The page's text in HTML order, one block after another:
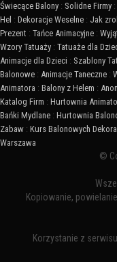
Świecące Balony : Solidne Firmy :
Hel : Dekoracje Weselne : Jak
Prezent : Tańce Animacyjne :
Wzory Tatuaży : Tatuaże dla
Animacje dla Dzieci : Szablony
Balonowe : Animacje Taneczne :
Animatora : Balony z Helem :
Katalog Firm : Hurtownia
Bańki Mydlane : Hurtownia
Zabaw : Kurs Balonowych
Warszawa
©
Kopiowanie,
Korzystanie z